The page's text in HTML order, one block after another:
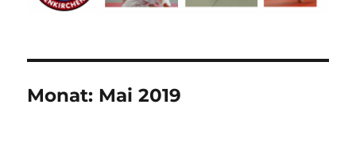
Monat: Mai 2019